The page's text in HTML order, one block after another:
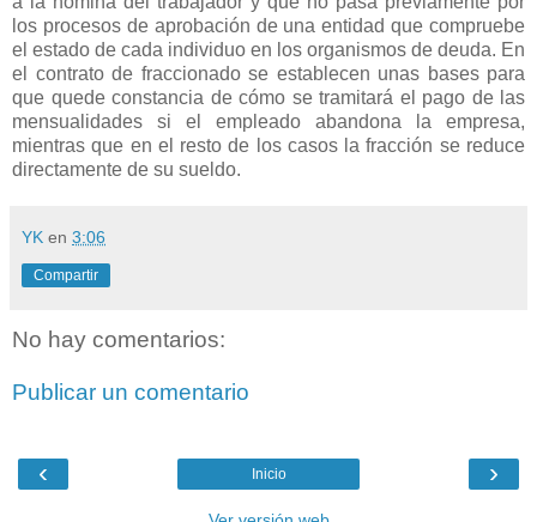
los procesos de aprobación de una entidad que compruebe
el estado de cada individuo en los organismos de deuda. En
el contrato de fraccionado se establecen unas bases para
que quede constancia de cómo se tramitará el pago de las
mensualidades si el empleado abandona la empresa,
mientras que en el resto de los casos la fracción se reduce
directamente de su sueldo.
YK en 3:06
Compartir
No hay comentarios:
Publicar un comentario
‹ ›
Inicio